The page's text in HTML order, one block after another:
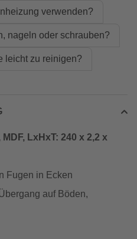
verwenden?
nageln oder schrauben?
leicht zu reinigen?
LxHxT: 240 x 2,2 x
Fugen in Ecken
auf Böden,